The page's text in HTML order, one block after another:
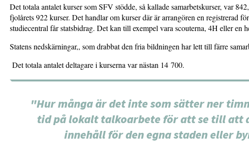
Det totala antalet kurser som SFV stödde, så kallade samarbetskurser, var
fjolårets 922 kurser. Det handlar om kurser där är arrangören en registrerad
studiecentral får statsbidrag. Det kan till exempel vara scouterna, 4H eller en
Statens nedskärningar,, som drabbat den fria bildningen har lett till färre
Det totala antalet deltagare i kurserna var nästan 14 700.
"Hur många är det inte som sätter ner
tid på lokalt talkoarbete för att se till att
innehåll för den egna staden eller